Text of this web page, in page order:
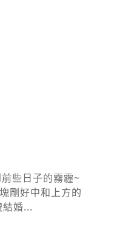
些日子的霧霾~
剛好中和上方的
婚...